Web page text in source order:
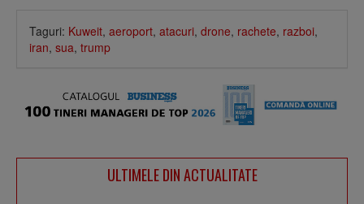
Taguri: Kuweit, aeroport, atacuri, drone, rachete, razboi,
iran, sua, trump
ULTIMELE DIN ACTUALITATE